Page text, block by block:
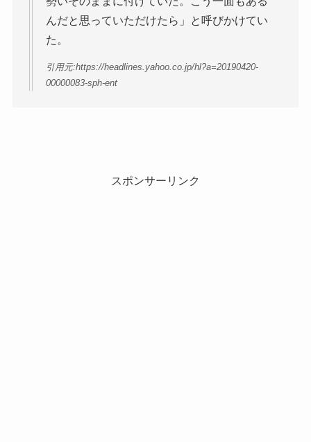
んだと思っていただけたら」と呼びかけてい
た。
引用元:https://headlines.yahoo.co.jp/hl?a=20190420-
00000083-sph-ent
スポンサーリンク